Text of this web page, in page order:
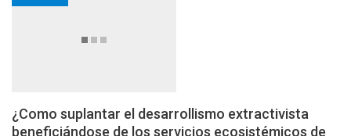
¿Como suplantar el desarrollismo extractivista
beneficiándose de los servicios ecosistémicos de